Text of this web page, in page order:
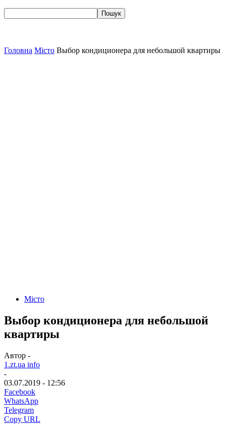
Головна Місто Выбор кондиционера для небольшой квартиры
Місто
Выбор кондиционера для небольшой
квартиры
Автор -
1.zt.ua info
-
03.07.2019 - 12:56
Facebook
WhatsApp
Telegram
Copy URL